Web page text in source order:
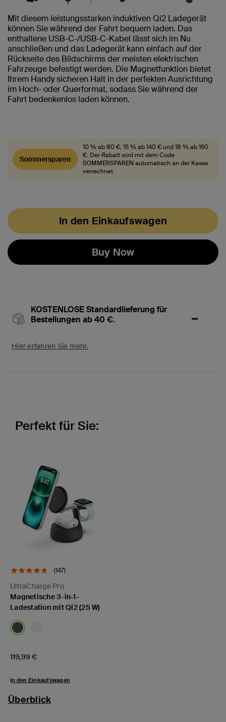
Mit diesem leistungsstarken induktiven Qi2 Ladegerät
können Sie während der Fahrt bequem laden. Das
enthaltene USB-C-/USB-C-Kabel lässt sich im Nu
anschließen und das Ladegerät kann einfach auf der
Rückseite des Bildschirms der meisten elektrischen
Fahrzeuge befestigt werden. Die Magnetfunktion bietet
Ihrem Handy sicheren Halt in der perfekten Ausrichtung
im Hoch- oder Querformat, sodass Sie während der
Fahrt bedenkenlos laden können.
Sommersparen
10 % ab 80 €, 15 % ab 140 € und 18 % ab 160
€. Der Rabatt wird mit dem Code
SOMMERSPAREN automatisch an der Kasse
verrechnet.
In den Einkaufswagen
Buy Now
KOSTENLOSE Standardlieferung für
Bestellungen ab 40 €.
Hier erfahren Sie mehr.
Perfekt für Sie:
(147)
UltraCharge Pro
Magnetische 3-in-1-
Ladestation mit Qi2 (25 W)
Price:
119,99 €
In den Einkaufswagen
Überblick